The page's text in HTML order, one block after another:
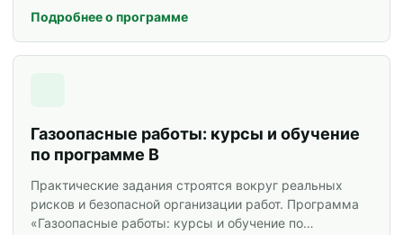
Подробнее о программе
Газоопасные работы: курсы и обучение
по программе В
Практические задания строятся вокруг реальных
рисков и безопасной организации работ. Программа
«Газоопасные работы: курсы и обучение по